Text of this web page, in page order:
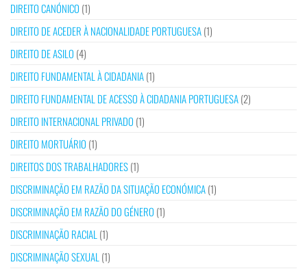
DIREITO CANÓNICO (1)
DIREITO DE ACEDER À NACIONALIDADE PORTUGUESA(1)
DIREITO DE ASILO (4)
DIREITO FUNDAMENTAL À CIDADANIA(1)
DIREITO FUNDAMENTAL DE ACESSO À CIDADANIA PORTUGUESA(2)
DIREITO INTERNACIONAL PRIVADO (1)
DIREITO MORTUÁRIO (1)
DIREITOS DOS TRABALHADORES(1)
DISCRIMINAÇÃO EM RAZÃO DA SITUAÇÃO ECONÓMICA(1)
DISCRIMINAÇÃO EM RAZÃO DO GÉNERO (1)
DISCRIMINAÇÃO RACIAL (1)
DISCRIMINAÇÃO SEXUAL (1)